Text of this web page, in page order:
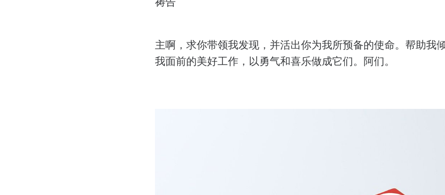
主啊，求你带领我发现，并活出你为我所预备的使命。帮助我
我面前的美好工作，以勇气和喜乐做成它们。阿们。